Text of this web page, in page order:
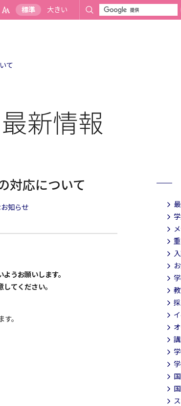
標準 大きい
て
最新情報
対応について
知らせ
うお願いします。
てください。
。